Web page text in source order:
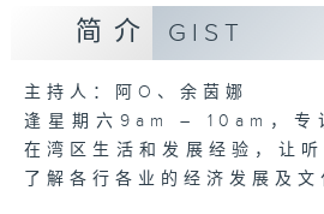
简介 GIST
主持人：阿O、余茵娜
逢星期六9am – 10am，专
在湾区生活和发展经验，让
了解各行各业的经济发展及文